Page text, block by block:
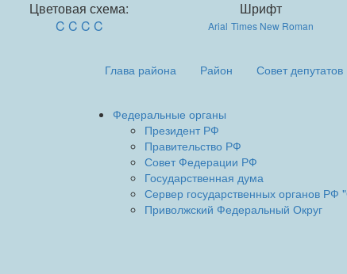
Цветовая схема:
C C C C
Шрифт
Arial Times New Roman
Глава района Район Совет депутатов
Федеральные органы
Президент РФ
Правительство РФ
Совет Федерации РФ
Государственная дума
Сервер государственных органов
Приволжский Федеральный Округ